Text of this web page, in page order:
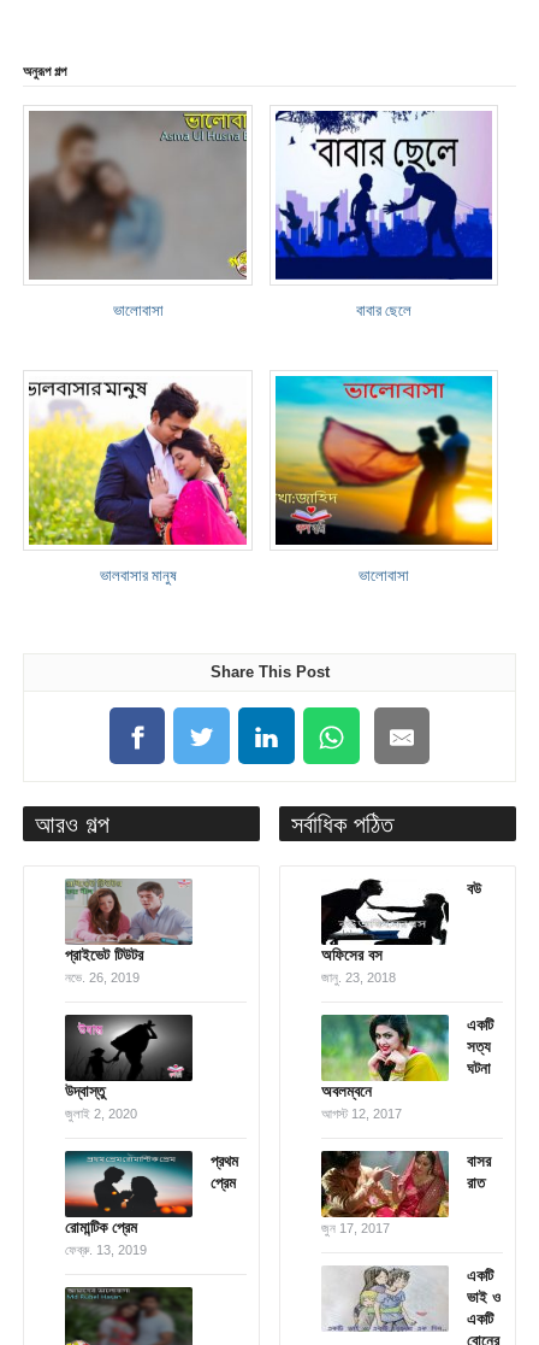
অনুরূপ গল্প
ভালোবাসা বাবার ছেলে
ভালবাসার মানুষ ভালোবাসা
Share This Post
আরও গল্প
প্রাইভেট টিউটর
নভে. 26, 2019
উদ্বাস্তু
জুলাই 2, 2020
প্রথম
প্রেম
রোমান্টিক প্রেম
ফেব্রু. 13, 2019
সর্বাধিক পঠিত
বউ
অফিসের বস
জানু. 23, 2018
একটি
সত্য
ঘটনা
অবলম্বনে
আগস্ট 12, 2017
বাসর
রাত
জুন 17, 2017
একটি
ভাই ও
একটি
বোনের